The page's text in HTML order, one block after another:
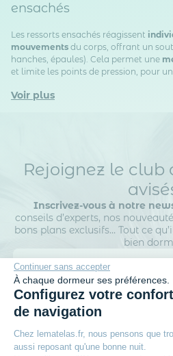
Continuer sans accepter
À chaque dormeur ses préférences.
Configurez votre confort
de navigation
Chez lematelas.fr, nous pensons que
aussi reposant qu'une bonne nuit.
ensachés
Les ressorts ensachés réagissent
mouvements du corps, offrant un
hanches, épaules). Cela permet une
et limite les points de pression, pour
Voir plus
Rejoignez le club
Inscrivez-vous à notre
conseils d’experts, nos
bons plans exclusifs… Tout ce
bien
La société DTLM traite vos données
données clients / prospects et de